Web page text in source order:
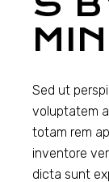
Sed ut
voluptatem
totam rem
inventore
dicta sunt